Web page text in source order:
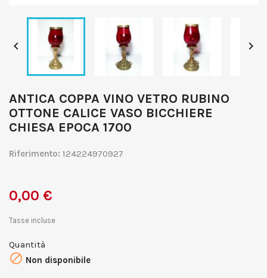
 
ANTICA COPPA VINO VETRO RUBINO
OTTONE CALICE VASO BICCHIERE
CHIESA EPOCA 1700
Riferimento: 124224970927
0,00 €
Tasse incluse
Quantità
 Non disponibile